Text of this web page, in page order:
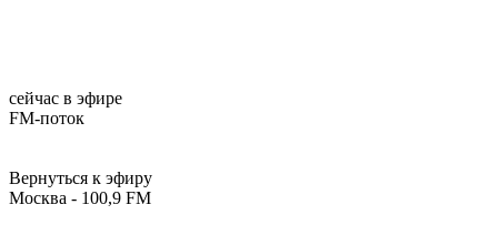
сейчас в эфире
FM-поток
Вернуться к эфиру
Москва - 100,9 FM